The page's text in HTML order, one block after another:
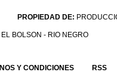
PROPIEDAD DE:
BOLSON - RIO NEGRO
Y CONDICIONES RSS